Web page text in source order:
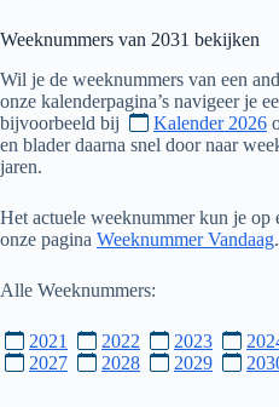
Weeknummers van 2031 bekijken
Wil je de weeknummers van een
onze kalenderpagina’s navigeer je
bijvoorbeeld bij
Kalender 2026
en blader daarna snel door naar
jaren.
Het actuele weeknummer kun je
onze pagina Weeknummer Vandaag.
Alle Weeknummers:
2021 2022 2023
2027
2028 2029